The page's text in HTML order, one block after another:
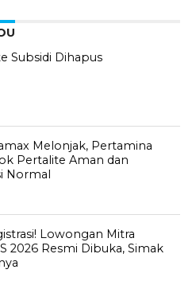
Subsidi Dihapus
Melonjak, Pertamina
Pertalite Aman dan
Normal
Lowongan Mitra
2026 Resmi Dibuka, Simak